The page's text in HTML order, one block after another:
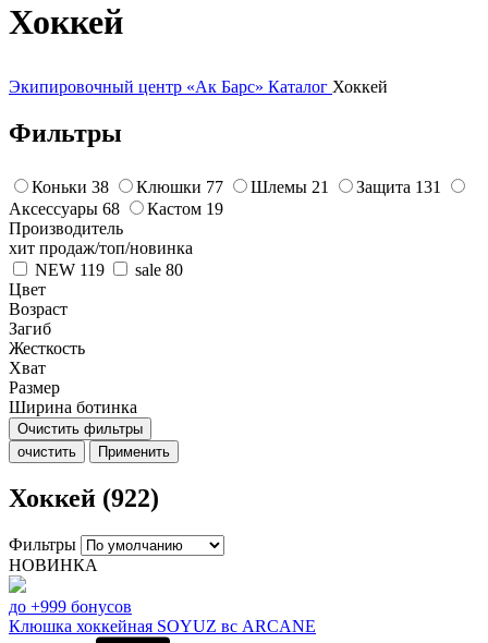
Хоккей
Экипировочный центр «Ак Барс» Каталог Хоккей
Фильтры
Коньки 38 Клюшки 77 Шлемы 21 Защита 131
Аксессуары 68 Кастом 19
Производитель
хит продаж/топ/новинка
NEW 119 sale 80
Цвет
Возраст
Загиб
Жесткость
Хват
Размер
Ширина ботинка
Очистить фильтры
очистить
Применить
Хоккей (922)
Фильтры
НОВИНКА
до +999 бонусов
Клюшка хоккейная SOYUZ вс ARCANE